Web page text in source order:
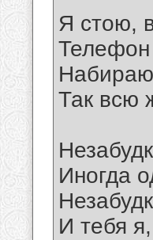
Я стою,
Телефон
Набираю
Так всю
Иногда
И тебя